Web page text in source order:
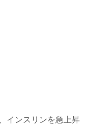
インスリンを急上昇